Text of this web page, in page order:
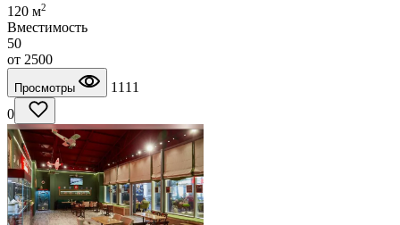
120 м2
Вместимость
50
от 2500
Просмотры
1111
0